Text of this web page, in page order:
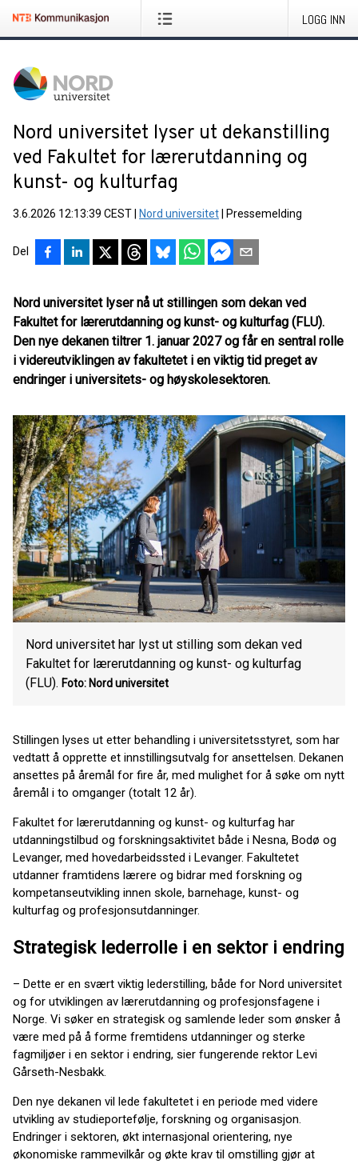
LOGG INN
Nord universitet lyser ut dekanstilling
ved Fakultet for lærerutdanning og
kunst- og kulturfag
3.6.2026 12:13:39 CEST Nord universitet Pressemelding
Del
Nord universitet lyser nå ut stillingen som dekan ved
Fakultet for lærerutdanning og kunst- og kulturfag (FLU).
Den nye dekanen tiltrer 1. januar 2027 og får en sentral rolle
i videreutviklingen av fakultetet i en viktig tid preget av
endringer i universitets- og høyskolesektoren.
Nord universitet har lyst ut stilling som dekan ved
Fakultet for lærerutdanning og kunst- og kulturfag
(FLU). Foto: Nord universitet
Stillingen lyses ut etter behandling i universitetsstyret, som har
vedtatt å opprette et innstillingsutvalg for ansettelsen. Dekanen
ansettes på åremål for fire år, med mulighet for å søke om nytt
åremål i to omganger (totalt 12 år).
Fakultet for lærerutdanning og kunst- og kulturfag har
utdanningstilbud og forskningsaktivitet både i Nesna, Bodø og
Levanger, med hovedarbeidssted i Levanger. Fakultetet
utdanner framtidens lærere og bidrar med forskning og
kompetanseutvikling innen skole, barnehage, kunst- og
kulturfag og profesjonsutdanninger.
Strategisk lederrolle i en sektor i endring
– Dette er en svært viktig lederstilling, både for Nord universitet
og for utviklingen av lærerutdanning og profesjonsfagene i
Norge. Vi søker en strategisk og samlende leder som ønsker å
være med på å forme fremtidens utdanninger og sterke
fagmiljøer i en sektor i endring, sier fungerende rektor Levi
Gårseth-Nesbakk.
Den nye dekanen vil lede fakultetet i en periode med videre
utvikling av studieportefølje, forskning og organisasjon.
Endringer i sektoren, økt internasjonal orientering, nye
økonomiske rammevilkår og økte krav til omstilling gjør at